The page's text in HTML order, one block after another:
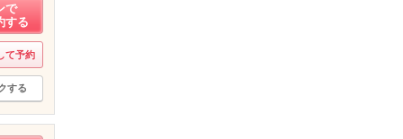
で
する
て予約
する